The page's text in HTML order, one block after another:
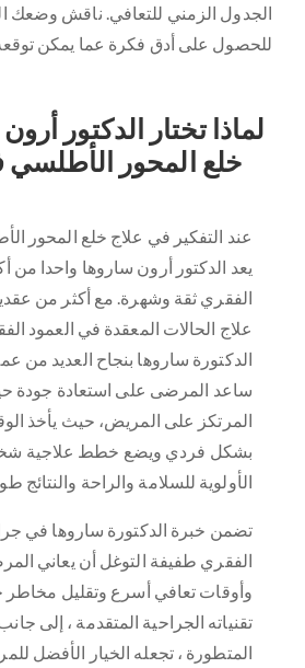
الجدول الزمني للتعافي. ناقش وضعك
للحصول على أدق فكرة عما يمكن
لماذا تختار الدكتور
خلع المحور الأطلسي
عند التفكير في علاج خلع المحور
يعد الدكتور أرون ساروها واحدا من
الفقري ثقة وشهرة. مع أكثر من
علاج الحالات المعقدة في العمود
الدكتورة ساروها بنجاح العديد من
ساعد المرضى على استعادة جودة
المرتكز على المريض، حيث يأخذ
بشكل فردي ويضع خطط علاجية
الأولوية للسلامة والراحة والنتائج
تضمن خبرة الدكتورة ساروها في
الفقري طفيفة التوغل أن يعاني
وأوقات تعافي أسرع وتقليل
تقنياته الجراحية المتقدمة ، إلى
المتطورة ، تجعله الخيار الأفضل